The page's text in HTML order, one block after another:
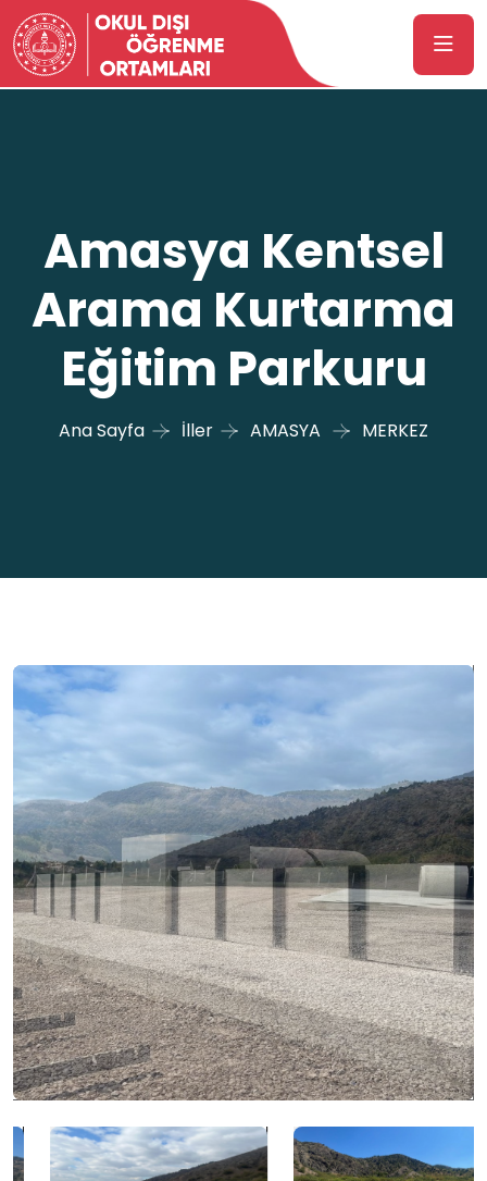
Amasya Kentsel
Arama Kurtarma
Eğitim Parkuru
Ana Sayfa İller AMASYA MERKEZ